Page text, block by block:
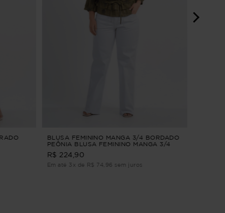
BLUSA FEMININO MANGA 3/4 BORDADO
PEÔNIA BLUSA FEMININO MANGA 3/4
BORDADO Verde G1
R$ 224,90
Em até 3x de R$ 74,96 sem juros